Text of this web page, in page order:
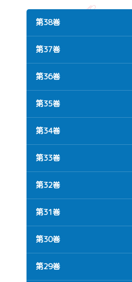
第38巻
第37巻
第36巻
第35巻
第34巻
第33巻
第32巻
第31巻
第30巻
第29巻